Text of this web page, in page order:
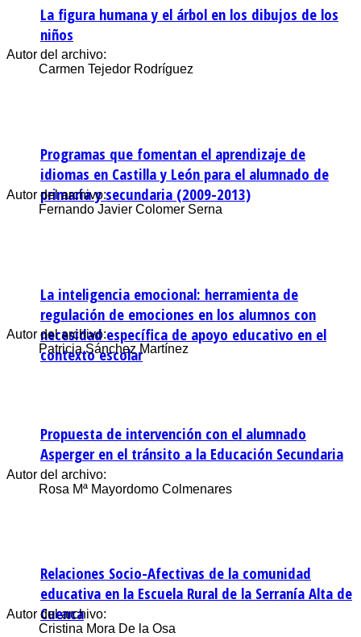
La figura humana y el árbol en los dibujos de los
niños
Autor del archivo:
Carmen Tejedor Rodríguez
Programas que fomentan el aprendizaje de
idiomas en Castilla y León para el alumnado de
primaria y secundaria (2009-2013)
Autor del archivo:
Fernando Javier Colomer Serna
La inteligencia emocional: herramienta de
regulación de emociones en los alumnos con
necesidad específica de apoyo educativo en el
contexto escolar
Autor del archivo:
Patricia Sánchez Martínez
Propuesta de intervención con el alumnado
Asperger en el tránsito a la Educación Secundaria
Autor del archivo:
Rosa Mª Mayordomo Colmenares
Relaciones Socio-Afectivas de la comunidad
educativa en la Escuela Rural de la Serranía Alta de
Cuenca
Autor del archivo:
Cristina Mora De la Osa